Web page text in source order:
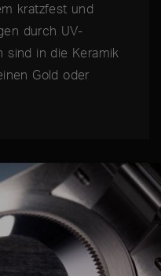
kratzfest und
durch UV-
sind in die Keramik
Gold oder